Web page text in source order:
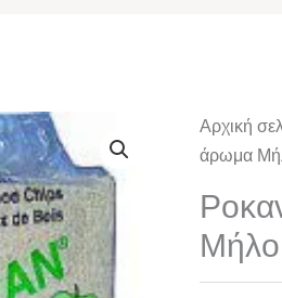
Αρχική
άρωμα
Ροκανίδι
Plospan
άρωμα
Μήλο